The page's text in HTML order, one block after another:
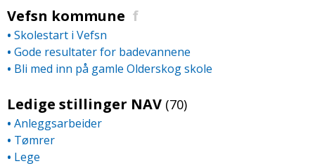
Vefsn kommune f
• Skolestart i Vefsn
• Gode resultater for badevannene
• Bli med inn på gamle Olderskog skole
Ledige stillinger NAV (70)
• Anleggsarbeider
• Tømrer
• Lege